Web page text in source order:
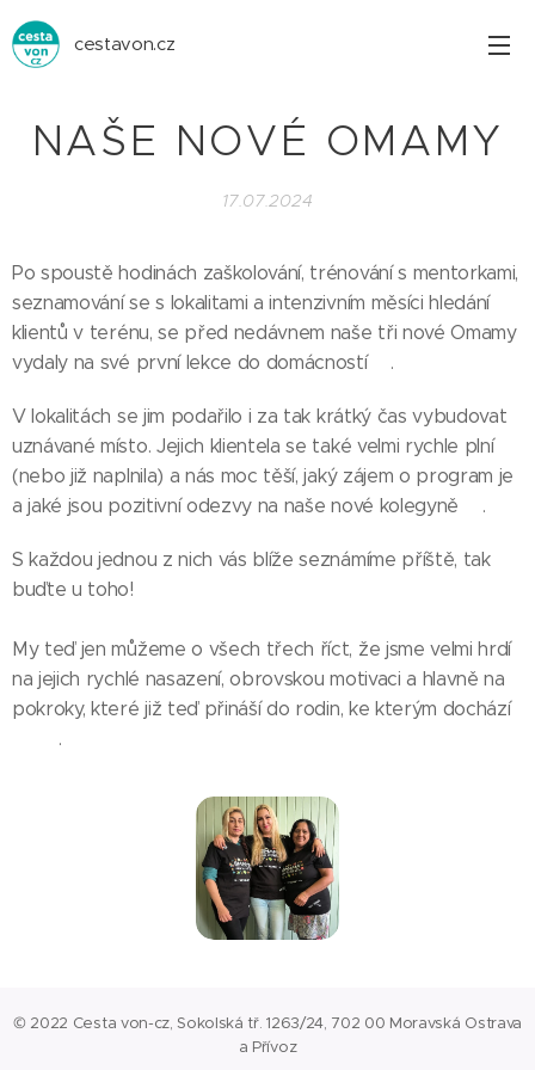
cestavon.cz
NAŠE NOVÉ OMAMY
17.07.2024
Po spoustě hodinách zaškolování, trénování s mentorkami,
seznamování se s lokalitami a intenzivním měsíci hledání
klientů v terénu, se před nedávnem naše tři nové Omamy
vydaly na své první lekce do domácností👏🏼.
V lokalitách se jim podařilo i za tak krátký čas vybudovat
uznávané místo. Jejich klientela se také velmi rychle plní
(nebo již naplnila) a nás moc těší, jaký zájem o program je
a jaké jsou pozitivní odezvy na naše nové kolegyně❤️.
S každou jednou z nich vás blíže seznámíme příště, tak
buďte u toho! 🤩
My teď jen můžeme o všech třech říct, že jsme velmi hrdí
na jejich rychlé nasazení, obrovskou motivaci a hlavně na
pokroky, které již teď přináší do rodin, ke kterým dochází
🥺❤️.
© 2022 Cesta von-cz, Sokolská tř. 1263/24, 702 00 Moravská Ostrava
a Přívoz